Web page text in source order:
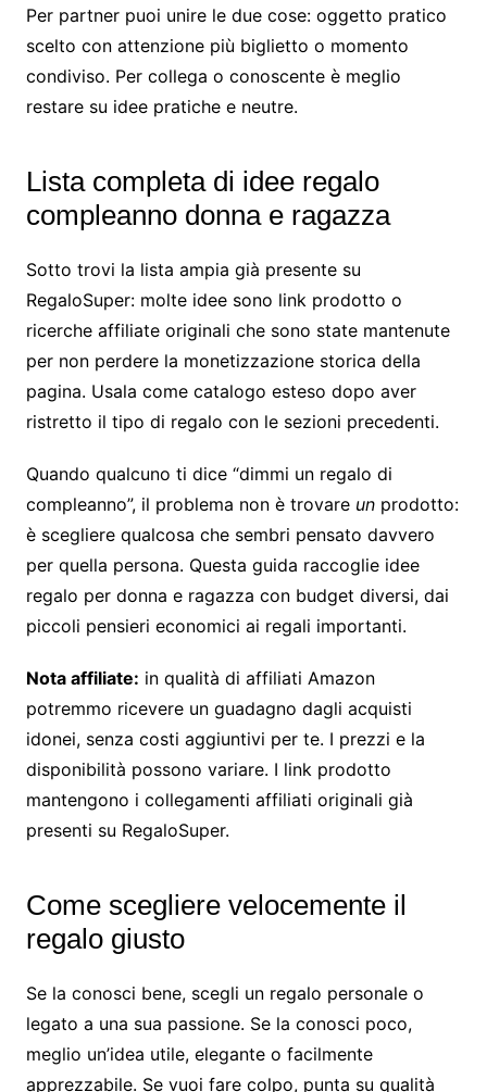
Per partner puoi unire le due cose: oggetto pratico
scelto con attenzione più biglietto o momento
condiviso. Per collega o conoscente è meglio
restare su idee pratiche e neutre.
Lista completa di idee regalo
compleanno donna e ragazza
Sotto trovi la lista ampia già presente su
RegaloSuper: molte idee sono link prodotto o
ricerche affiliate originali che sono state mantenute
per non perdere la monetizzazione storica della
pagina. Usala come catalogo esteso dopo aver
ristretto il tipo di regalo con le sezioni precedenti.
Quando qualcuno ti dice “dimmi un regalo di
compleanno”, il problema non è trovare unprodotto:
è scegliere qualcosa che sembri pensato davvero
per quella persona. Questa guida raccoglie idee
regalo per donna e ragazza con budget diversi, dai
piccoli pensieri economici ai regali importanti.
Nota affiliate: in qualità di affiliati Amazon
potremmo ricevere un guadagno dagli acquisti
idonei, senza costi aggiuntivi per te. I prezzi e la
disponibilità possono variare. I link prodotto
mantengono i collegamenti affiliati originali già
presenti su RegaloSuper.
Come scegliere velocemente il
regalo giusto
Se la conosci bene, scegli un regalo personale o
legato a una sua passione. Se la conosci poco,
meglio un’idea utile, elegante o facilmente
apprezzabile. Se vuoi fare colpo, punta su qualità